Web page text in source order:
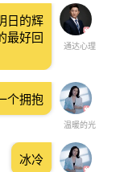
通达心理
日的辉
最好回
温暖的光
个拥抱
冰冷